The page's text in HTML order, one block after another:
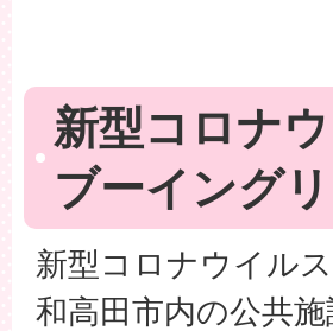
新型コロナ
ブーイング
新型コロナウイル
和高田市内の公共